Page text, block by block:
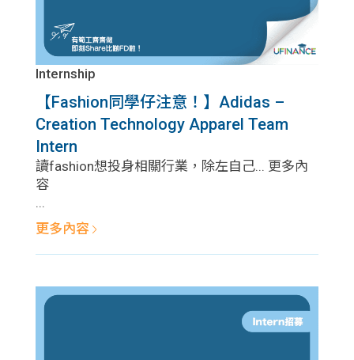
Internship
【Fashion同學仔注意！】Adidas –
Creation Technology Apparel Team
Intern
讀fashion想投身相關行業，除左自己... 更多內
容
...
更多內容